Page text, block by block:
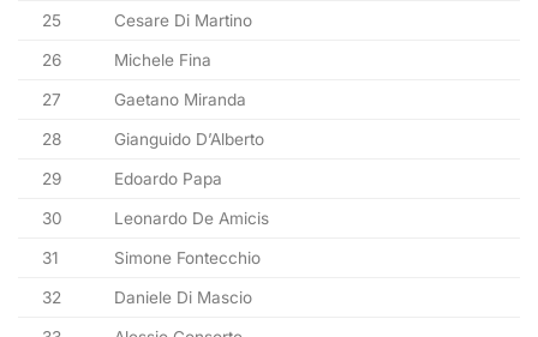
25 Cesare Di Martino
26 Michele Fina
27 Gaetano Miranda
28 Gianguido D’Alberto
29 Edoardo Papa
30 Leonardo De Amicis
31 Simone Fontecchio
32 Daniele Di Mascio